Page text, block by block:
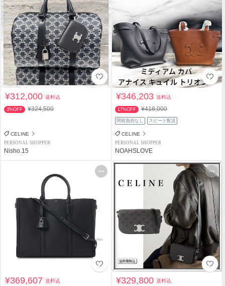
¥312,000送料込
3%OFF ¥324,500
CELINE
PERSONAL SHOPPER
Nisho.15
¥346,203送料込
17%OFF ¥418,000
関税負担なし スピード配送
CELINE
PERSONAL SHOPPER
NOAHSLOVE
¥369,607送料込 ¥329,800送料込